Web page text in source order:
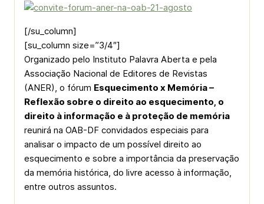
[/su_column]
[su_column size=”3/4″]
Organizado pelo Instituto Palavra Aberta e pela
Associação Nacional de Editores de Revistas
(ANER), o fórum Esquecimento x Memória –
Reflexão sobre o direito ao esquecimento, o
direito à informação e à proteção de memória
reunirá na OAB-DF convidados especiais para
analisar o impacto de um possível direito ao
esquecimento e sobre a importância da preservação
da memória histórica, do livre acesso à informação,
entre outros assuntos.